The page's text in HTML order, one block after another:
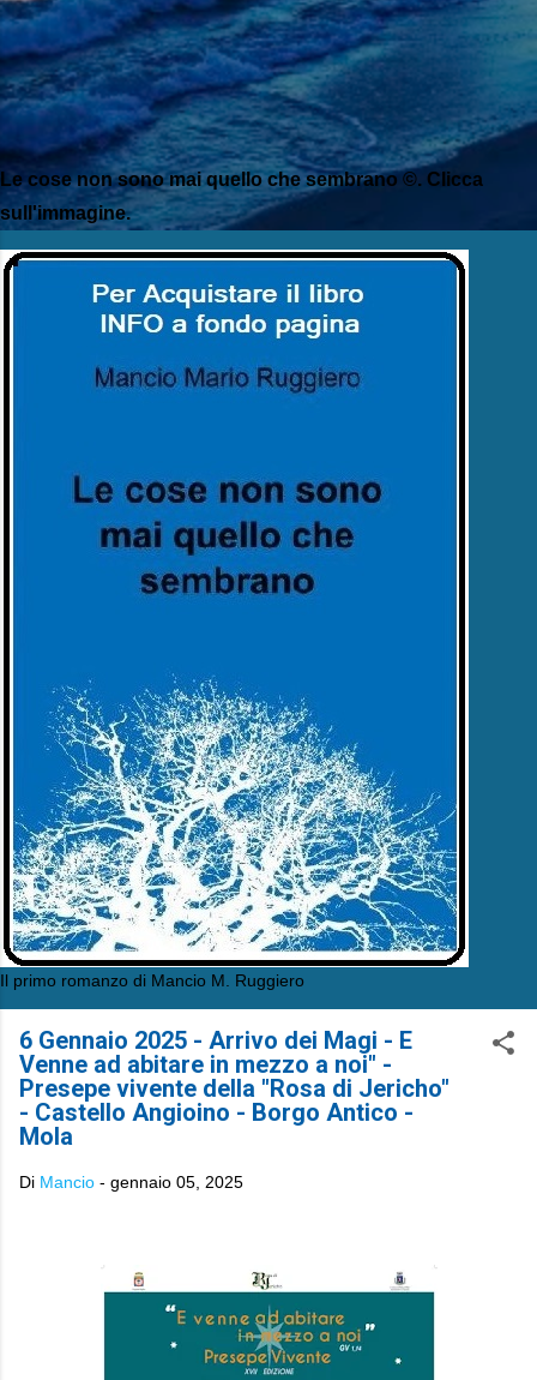
Le cose non sono mai quello che sembrano ©. Clicca
sull'immagine.
Il primo romanzo di Mancio M. Ruggiero
6 Gennaio 2025 - Arrivo dei Magi - E
Venne ad abitare in mezzo a noi" -
Presepe vivente della "Rosa di Jericho"
- Castello Angioino - Borgo Antico -
Mola
Di Mancio - gennaio 05, 2025